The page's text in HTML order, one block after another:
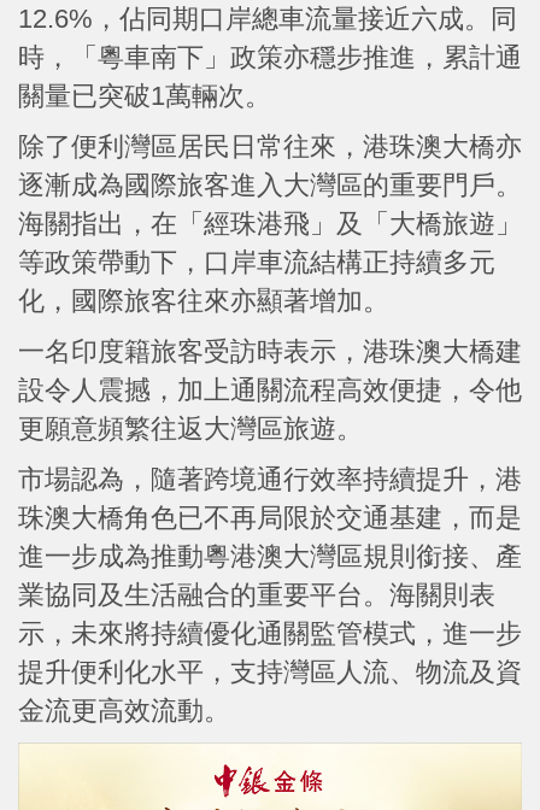
12.6%，佔同期口岸總車流量接近六成。同
時，「粵車南下」政策亦穩步推進，累計通
關量已突破1萬輛次。
除了便利灣區居民日常往來，港珠澳大橋亦
逐漸成為國際旅客進入大灣區的重要門戶。
海關指出，在「經珠港飛」及「大橋旅遊」
等政策帶動下，口岸車流結構正持續多元
化，國際旅客往來亦顯著增加。
一名印度籍旅客受訪時表示，港珠澳大橋建
設令人震撼，加上通關流程高效便捷，令他
更願意頻繁往返大灣區旅遊。
市場認為，隨著跨境通行效率持續提升，港
珠澳大橋角色已不再局限於交通基建，而是
進一步成為推動粵港澳大灣區規則銜接、產
業協同及生活融合的重要平台。海關則表
示，未來將持續優化通關監管模式，進一步
提升便利化水平，支持灣區人流、物流及資
金流更高效流動。